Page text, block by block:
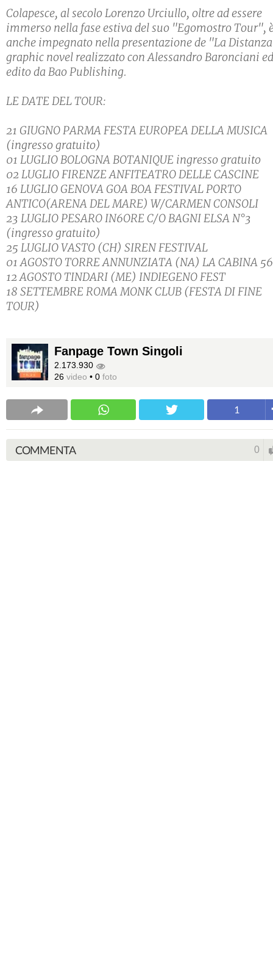
Colapesce, al secolo Lorenzo Urciullo, oltre ad essere
immerso nella fase estiva del suo "Egomostro Tour",
anche impegnato nella presentazione de "La
graphic novel realizzato con Alessandro Baronciani ed
edito da Bao Publishing.
LE DATE DEL TOUR:
21 GIUGNO PARMA FESTA EUROPEA DELLA MUSICA
(ingresso gratuito)
01 LUGLIO BOLOGNA BOTANIQUE ingresso gratuito
02 LUGLIO FIRENZE ANFITEATRO DELLE CASCINE
16 LUGLIO GENOVA GOA BOA FESTIVAL PORTO
ANTICO(ARENA DEL MARE) W/CARMEN CONSOLI
23 LUGLIO PESARO IN6ORE C/O BAGNI ELSA N°3
(ingresso gratuito)
25 LUGLIO VASTO (CH) SIREN FESTIVAL
01 AGOSTO TORRE ANNUNZIATA (NA) LA CABINA 56
12 AGOSTO TINDARI (ME) INDIEGENO FEST
18 SETTEMBRE ROMA MONK CLUB (FESTA DI FINE
TOUR)
Fanpage Town Singoli
2.173.930
26 video • 0 foto
1
COMMENTA 0